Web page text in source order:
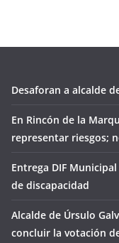
Desaforan a alcalde
En Rincón de la
representar riesgos;
Entrega DIF
de discapacidad
Alcalde de Úrsulo
concluir la votación